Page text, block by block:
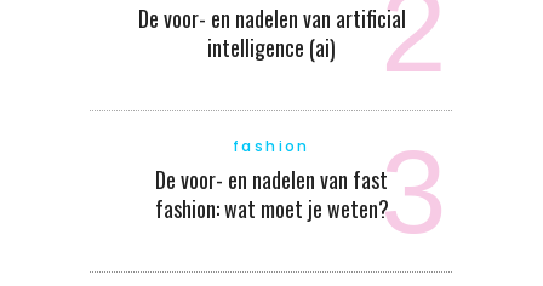
De voor- en nadelen van artificial
intelligence (ai)
fashion
De voor- en nadelen van fast
fashion: wat moet je weten?